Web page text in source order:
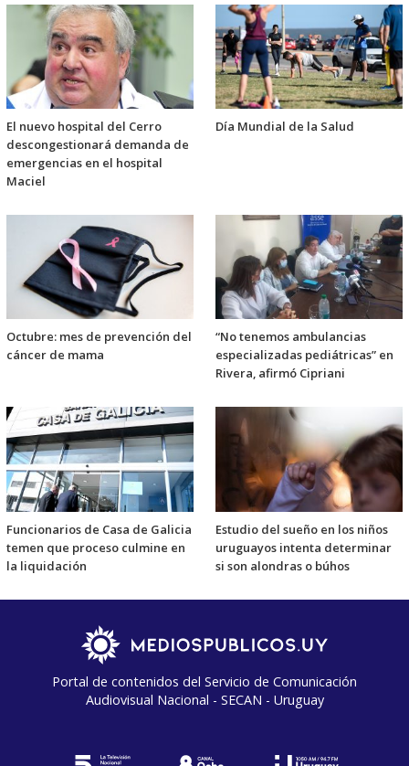
El nuevo hospital del Cerro
descongestionará demanda de
emergencias en el hospital
Maciel
Día Mundial de la Salud
Octubre: mes de prevención del
cáncer de mama
“No tenemos ambulancias
especializadas pediátricas” en
Rivera, afirmó Cipriani
Funcionarios de Casa de Galicia
temen que proceso culmine en
la liquidación
Estudio del sueño en los niños
uruguayos intenta determinar
si son alondras o búhos
Portal de contenidos del Servicio de Comunicación
Audiovisual Nacional - SECAN - Uruguay